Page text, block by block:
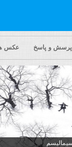
پرسش و پاسخ عکس